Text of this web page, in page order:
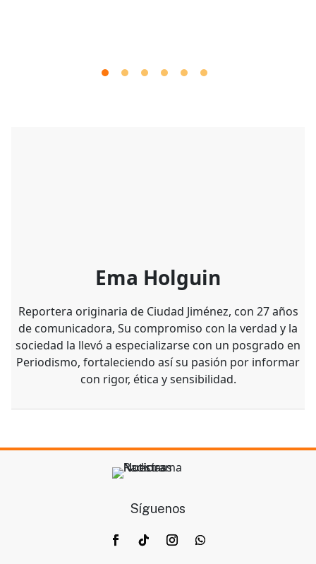
Ema Holguin
Reportera originaria de Ciudad Jiménez, con 27 años
de comunicadora, Su compromiso con la verdad y la
sociedad la llevó a especializarse con un posgrado en
Periodismo, fortaleciendo así su pasión por informar
con rigor, ética y sensibilidad.
Síguenos